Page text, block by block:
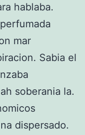
hablaba.
mar
Sabia el
soberania la.
dispersado.